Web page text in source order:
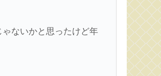
ないかと思ったけど年